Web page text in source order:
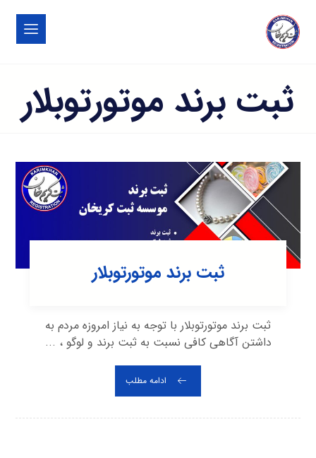
ثبت برند موتورتوبلار
ثبت برند موتورتوبلار
ثبت برند موتورتوبلار با توجه به نیاز امروزه مردم به
داشتن آگاهی کافی نسبت به ثبت برند و لوگو ، ...
ادامه مطلب